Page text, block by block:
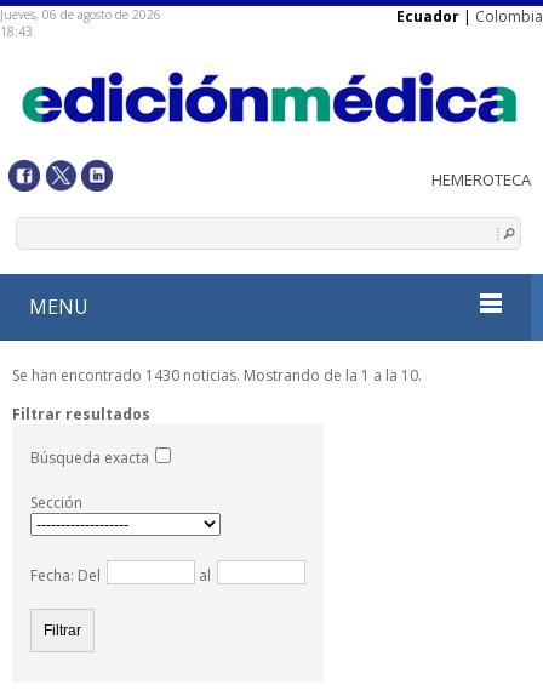
Jueves, 06 de agosto de 2026
18:43
Ecuador | Colombia
MENU
Se han encontrado 1430 noticias. Mostrando de la 1 a la 10.
Filtrar resultados
Búsqueda exacta
Sección
Fecha: Del al